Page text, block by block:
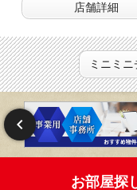
店舗詳細
ミニミ
お部屋探